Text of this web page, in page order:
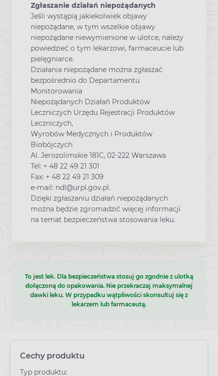
Zgłaszanie działań niepożądanych
Jeśli wystąpią jakiekolwiek objawy
niepożądane, w tym wszelkie objawy
niepożądane niewymienione w ulotce, należy
powiedzieć o tym lekarzowi, farmaceucie lub
pielęgniarce.
Działania niepożądane można zgłaszać
bezpośrednio do Departamentu
Monitorowania
Niepożądanych Działań Produktów
Leczniczych Urzędu Rejestracji Produktów
Leczniczych,
Wyrobów Medycznych i Produktów
Biobójczych
Al. Jerozolimskie 181C, 02-222 Warszawa
Tel: + 48 22 49 21 301
Fax: + 48 22 49 21 309
e-mail: ndl@urpl.gov.pl.
Dzięki zgłaszaniu działań niepożądanych
można będzie zgromadzić więcej informacji
na temat bezpieczeństwa stosowania leku.
To jest lek. Dla bezpieczeństwa stosuj go zgodnie z ulotką
dołączoną do opakowania. Nie przekraczaj maksymalnej
dawki leku. W przypadku wątpliwości skonsultuj się z
lekarzem lub farmaceutą.
Cechy produktu
Typ produktu: